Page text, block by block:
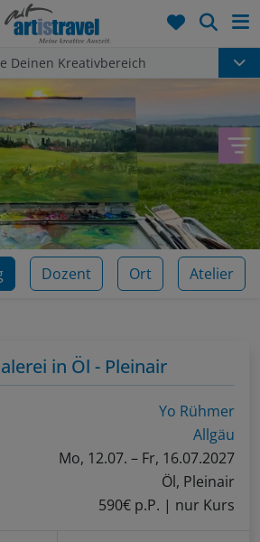
Deinen Kreativbereich
Dozent Ort Atelier
in Öl - Pleinair
Yo Rühmer
Allgäu
Mo, 12.07. – Fr, 16.07.2027
Öl, Pleinair
590€ p.P. | nur Kurs